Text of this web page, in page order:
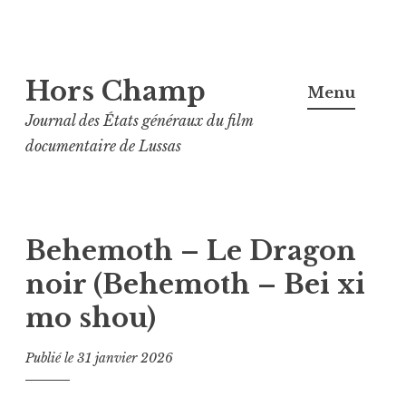
au
contenu
principal
Hors Champ
Journal des États généraux du film
documentaire de Lussas
Menu
Behemoth – Le Dragon
noir (Behemoth – Bei xi
mo shou)
Publié le31 janvier 2026